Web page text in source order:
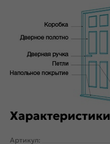
Характеристики
Артикул: